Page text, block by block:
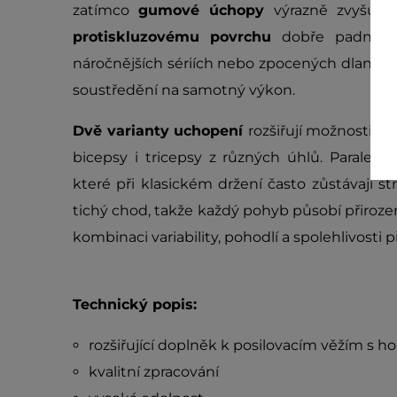
zatímcogumové úchopy výrazně zvyšují
protiskluzovému povrchudobře
náročnějších sériích nebo zpocených
soustředění na samotný výkon.
Dvě varianty uchopení rozšiřují možnosti
bicepsy i tricepsy z různých úhlů. Paralelní
které při klasickém držení často zůstávají
tichý chod, takže každý pohyb působí
kombinaci variability, pohodlí a spolehlivosti
Technický popis:
rozšiřující doplněk k posilovacím věžím s
kvalitní zpracování